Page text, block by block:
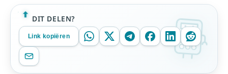
DIT DELEN?
Link kopiëren